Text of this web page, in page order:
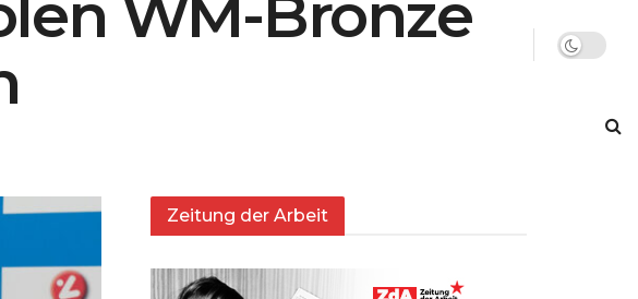
WM-Bronze
Zeitung der Arbeit